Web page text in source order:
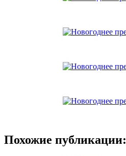
Похожие публикации: